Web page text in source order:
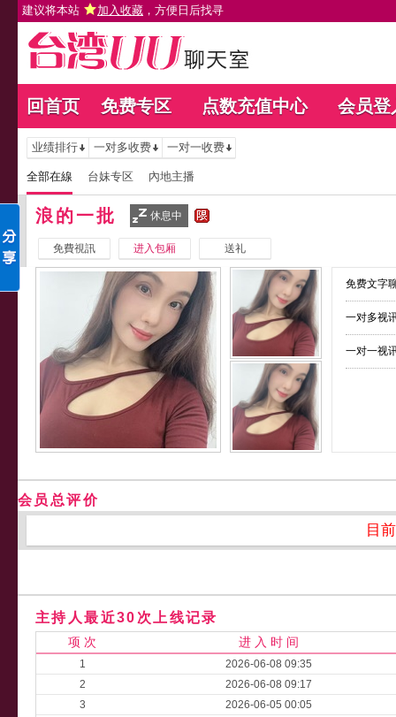
建议将本站 加入收藏 ，方便日后找寻
回首页 免费专区 点数充值中心 会员登
业绩排行 一对多收费 一对一收费
全部在線 台妹专区 內地主播
浪的一批 休息中
免費視訊 进入包厢 送礼
免费文字
一对多视
一对一视
会员总评价
目
主持人最近30次上线记录
项 次 进 入 时 间
1
2026-06-08 09:35
2
2026-06-08 09:17
3
2026-06-05 00:05